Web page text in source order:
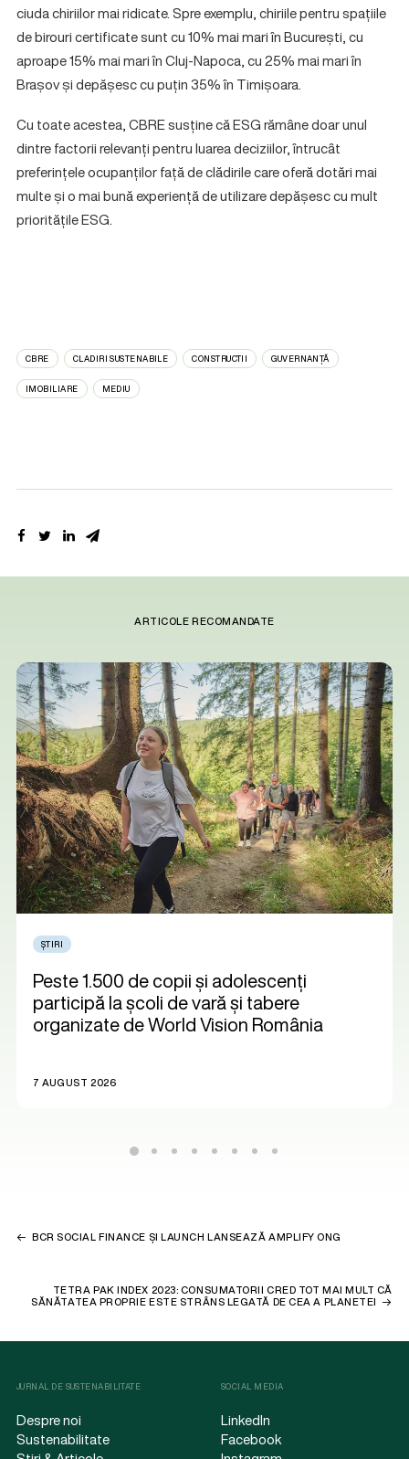
ciuda chiriilor mai ridicate. Spre exemplu, chiriile pentru spațiile
de birouri certificate sunt cu 10% mai mari în București, cu
aproape 15% mai mari în Cluj-Napoca, cu 25% mai mari în
Brașov și depășesc cu puțin 35% în Timișoara.
Cu toate acestea, CBRE susține că ESG rămâne doar unul
dintre factorii relevanți pentru luarea deciziilor, întrucât
preferințele ocupanților față de clădirile care oferă dotări mai
multe și o mai bună experiență de utilizare depășesc cu mult
prioritățile ESG.
CBRE CLADIRI SUSTENABILE CONSTRUCTII GUVERNANȚĂ
IMOBILIARE MEDIU
ARTICOLE RECOMANDATE
ȘTIRI
Peste 1.500 de copii și adolescenți
participă la școli de vară și tabere
organizate de World Vision România
7 AUGUST 2026
BCR SOCIAL FINANCE ȘI LAUNCH LANSEAZĂ AMPLIFY ONG
TETRA PAK INDEX 2023: CONSUMATORII CRED TOT MAI MULT CĂ
SĂNĂTATEA PROPRIE ESTE STRÂNS LEGATĂ DE CEA A PLANETEI
JURNAL DE SUSTENABILITATE
Despre noi
Sustenabilitate
SOCIAL MEDIA
LinkedIn
Facebook